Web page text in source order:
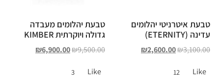
טבעת איטרניטי יהלומים
עדינה (ETERNITY)
₪3,100.00
₪2,600.00
Like
12
טבעת יהלומים מעבדה
גדולה ויוקרתית KIMBER
₪9,500.00
₪6,900.00
Like
3